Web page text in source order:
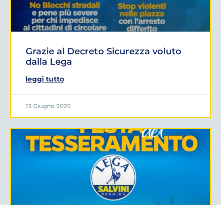
Grazie al Decreto Sicurezza voluto
dalla Lega
leggi tutto
13 Giugno 2025